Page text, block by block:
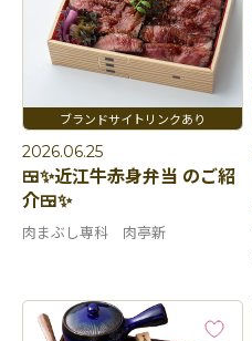
2026.06.25
🍱✨近江牛赤身弁当 のご紹
介🍱✨
肉まぶし専科 肉亭新